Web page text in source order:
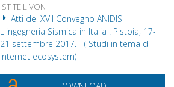
IST TEIL VON
Atti del XVII Convegno ANIDIS
L'ingegneria Sismica in Italia : Pistoia, 17-
21 settembre 2017. - ( Studi in tema di
internet ecosystem)